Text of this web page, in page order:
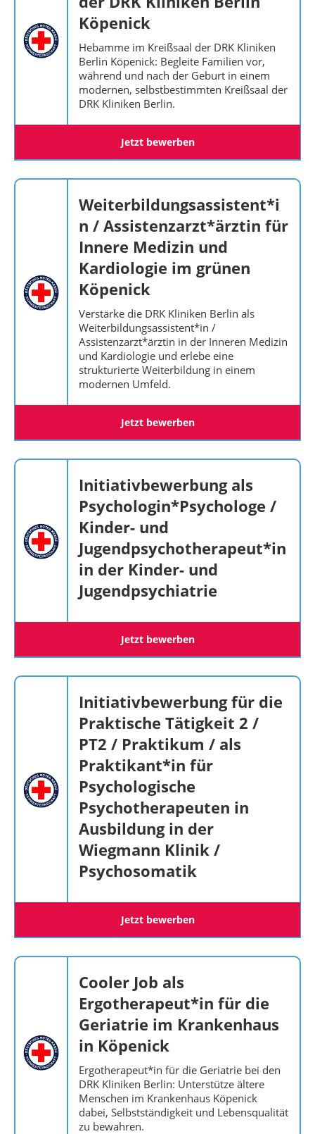
Köpenick
Hebamme im Kreißsaal der DRK Kliniken
Berlin Köpenick: Begleite Familien vor,
während und nach der Geburt in einem
modernen, selbstbestimmten Kreißsaal der
DRK Kliniken Berlin.
Jetzt bewerben
Weiterbildungsassistent*i
n / Assistenzarzt*ärztin für
Innere Medizin und
Kardiologie im grünen
Köpenick
Verstärke die DRK Kliniken Berlin als
Weiterbildungsassistent*in /
Assistenzarzt*ärztin in der Inneren Medizin
und Kardiologie und erlebe eine
strukturierte Weiterbildung in einem
modernen Umfeld.
Jetzt bewerben
Initiativbewerbung als
Psychologin*Psychologe /
Kinder- und
Jugendpsychotherapeut*in
in der Kinder- und
Jugendpsychiatrie
Jetzt bewerben
Initiativbewerbung für die
Praktische Tätigkeit 2 /
PT2 / Praktikum / als
Praktikant*in für
Psychologische
Psychotherapeuten in
Ausbildung in der
Wiegmann Klinik /
Psychosomatik
Jetzt bewerben
Cooler Job als
Ergotherapeut*in für die
Geriatrie im Krankenhaus
in Köpenick
Ergotherapeut*in für die Geriatrie bei den
DRK Kliniken Berlin: Unterstütze ältere
Menschen im Krankenhaus Köpenick
dabei, Selbstständigkeit und Lebensqualität
zu bewahren.